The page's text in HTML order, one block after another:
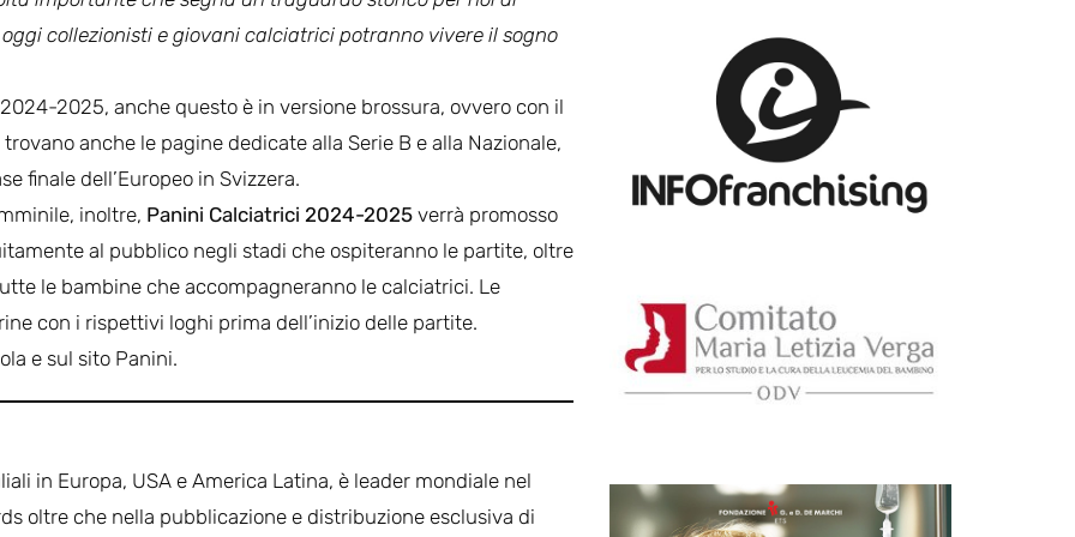
collezionisti e giovani calciatrici potranno vivere il sogno
2025, anche questo è in versione brossura, ovvero con il
anche le pagine dedicate alla Serie B e alla Nazionale,
finale dell’Europeo in Svizzera.
inoltre, Panini Calciatrici 2024-2025 verrà promosso
al pubblico negli stadi che ospiteranno le partite, oltre
le bambine che accompagneranno le calciatrici. Le
con i rispettivi loghi prima dell’inizio delle partite.
e sul sito Panini.
in Europa, USA e America Latina, è leader mondiale nel
oltre che nella pubblicazione e distribuzione esclusiva di